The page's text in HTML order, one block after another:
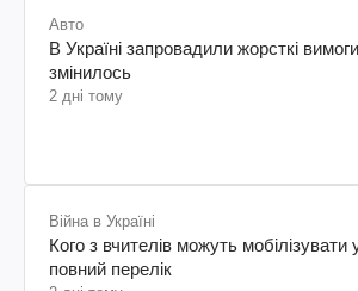
Авто
В Україні запровадили жорсткі
змінилось
2 дні тому
Війна в Україні
Кого з вчителів можуть мобілізувати
повний перелік